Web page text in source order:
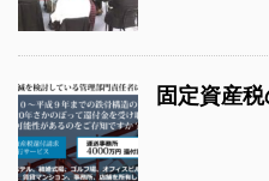
固定資産税